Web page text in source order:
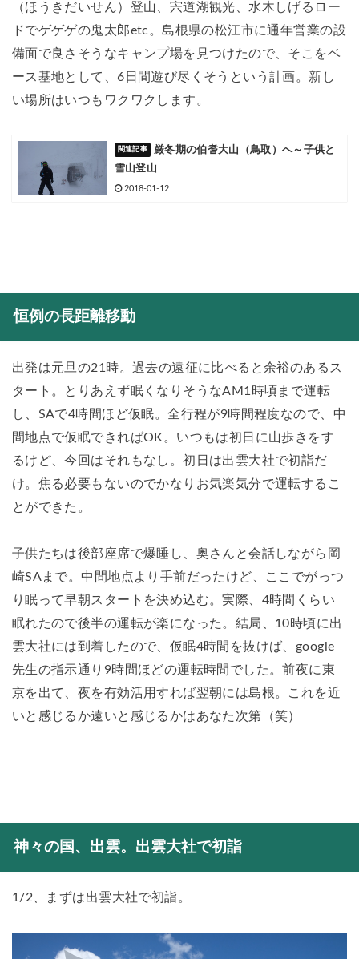
（ほうきだいせん）登山、宍道湖観光、水木しげるロー
ドでゲゲゲの鬼太郎etc。島根県の松江市に通年営業の設
備面で良さそうなキャンプ場を見つけたので、そこをベ
ース基地として、6日間遊び尽くそうという計画。新し
い場所はいつもワクワクします。
厳冬期の伯耆大山（鳥取）へ～子供と
雪山登山
2018-01-12
恒例の長距離移動
出発は元旦の21時。過去の遠征に比べると余裕のあるス
タート。とりあえず眠くなりそうなAM1時頃まで運転
し、SAで4時間ほど仮眠。全行程が9時間程度なので、中
間地点で仮眠できればOK。いつもは初日に山歩きをす
るけど、今回はそれもなし。初日は出雲大社で初詣だ
け。焦る必要もないのでかなりお気楽気分で運転するこ
とができた。
子供たちは後部座席で爆睡し、奥さんと会話しながら岡
崎SAまで。中間地点より手前だったけど、ここでがっつ
り眠って早朝スタートを決め込む。実際、4時間くらい
眠れたので後半の運転が楽になった。結局、10時頃に出
雲大社には到着したので、仮眠4時間を抜けば、google
先生の指示通り9時間ほどの運転時間でした。前夜に東
京を出て、夜を有効活用すれば翌朝には島根。これを近
いと感じるか遠いと感じるかはあなた次第（笑）
神々の国、出雲。出雲大社で初詣
1/2、まずは出雲大社で初詣。